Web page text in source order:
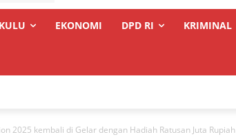
EKONOMI DPD RI KRIMINAL
2025 kembali di Gelar dengan Hadiah Ratusan Juta Rupiah